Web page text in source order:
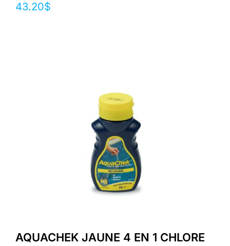
43.20$
AQUACHEK JAUNE 4 EN 1 CHLORE